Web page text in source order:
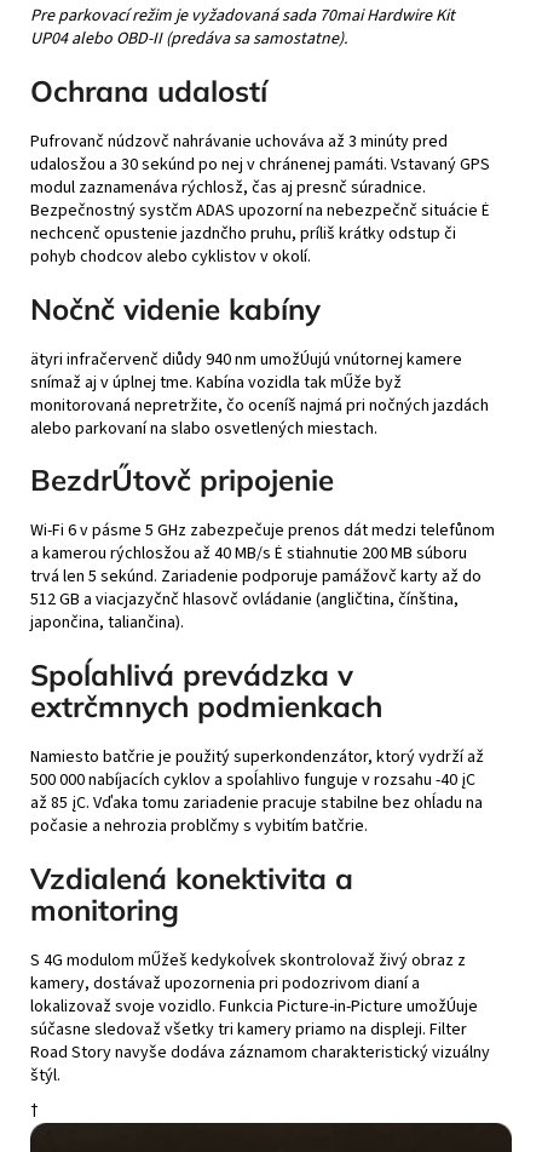
Pre parkovací režim je vyžadovaná sada 70mai Hardwire Kit
UP04 alebo OBD-II (predáva sa samostatne).
Ochrana udalostí
Pufrovanč núdzovč nahrávanie uchováva až 3 minúty pred
udalosžou a 30 sekúnd po nej v chránenej památi. Vstavaný GPS
modul zaznamenáva rýchlosž, čas aj presnč súradnice.
Bezpečnostný systčm ADAS upozorní na nebezpečnč situácie Ė
nechcenč opustenie jazdnčho pruhu, príliš krátky odstup či
pohyb chodcov alebo cyklistov v okolí.
Nočnč videnie kabíny
ätyri infračervenč diůdy 940 nm umožÚujú vnútornej kamere
snímaž aj v úplnej tme. Kabína vozidla tak mŰže byž
monitorovaná nepretržite, čo oceníš najmá pri nočných jazdách
alebo parkovaní na slabo osvetlených miestach.
BezdrŰtovč pripojenie
Wi-Fi 6 v pásme 5 GHz zabezpečuje prenos dát medzi telefůnom
a kamerou rýchlosžou až 40 MB/s Ė stiahnutie 200 MB súboru
trvá len 5 sekúnd. Zariadenie podporuje pamážovč karty až do
512 GB a viacjazyčnč hlasovč ovládanie (angličtina, čínština,
japončina, taliančina).
Spoĺahlivá prevádzka v
extrčmnych podmienkach
Namiesto batčrie je použitý superkondenzátor, ktorý vydrží až
500 000 nabíjacích cyklov a spoĺahlivo funguje v rozsahu -40 įC
až 85 įC. Vďaka tomu zariadenie pracuje stabilne bez ohĺadu na
počasie a nehrozia problčmy s vybitím batčrie.
Vzdialená konektivita a
monitoring
S 4G modulom mŰžeš kedykoĺvek skontrolovaž živý obraz z
kamery, dostávaž upozornenia pri podozrivom dianí a
lokalizovaž svoje vozidlo. Funkcia Picture-in-Picture umožÚuje
súčasne sledovaž všetky tri kamery priamo na displeji. Filter
Road Story navyše dodáva záznamom charakteristický vizuálny
štýl.
†